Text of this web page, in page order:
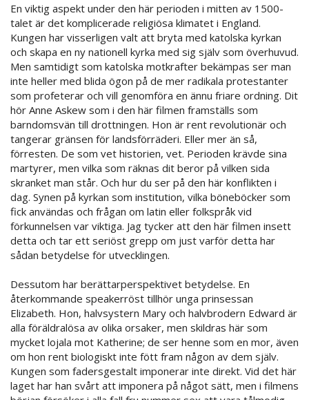
En viktig aspekt under den här perioden i mitten av 1500-
talet är det komplicerade religiösa klimatet i England.
Kungen har visserligen valt att bryta med katolska kyrkan
och skapa en ny nationell kyrka med sig själv som överhuvud.
Men samtidigt som katolska motkrafter bekämpas ser man
inte heller med blida ögon på de mer radikala protestanter
som profeterar och vill genomföra en ännu friare ordning. Dit
hör Anne Askew som i den här filmen framställs som
barndomsvän till drottningen. Hon är rent revolutionär och
tangerar gränsen för landsförräderi. Eller mer än så,
förresten. De som vet historien, vet. Perioden krävde sina
martyrer, men vilka som räknas dit beror på vilken sida
skranket man står. Och hur du ser på den här konflikten i
dag. Synen på kyrkan som institution, vilka böneböcker som
fick användas och frågan om latin eller folkspråk vid
förkunnelsen var viktiga. Jag tycker att den här filmen insett
detta och tar ett seriöst grepp om just varför detta har
sådan betydelse för utvecklingen.
Dessutom har berättarperspektivet betydelse. En
återkommande speakerröst tillhör unga prinsessan
Elizabeth. Hon, halvsystern Mary och halvbrodern Edward är
alla föräldralösa av olika orsaker, men skildras här som
mycket lojala mot Katherine; de ser henne som en mor, även
om hon rent biologiskt inte fött fram någon av dem själv.
Kungen som fadersgestalt imponerar inte direkt. Vid det här
laget har han svårt att imponera på något sätt, men i filmens